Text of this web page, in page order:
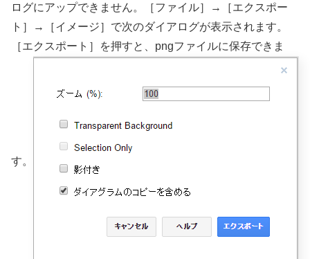
ログにアップできません。［ファイル］→［エクスポー
ト］→［イメージ］で次のダイアログが表示されます。
［エクスポート］を押すと、pngファイルに保存できま
す。